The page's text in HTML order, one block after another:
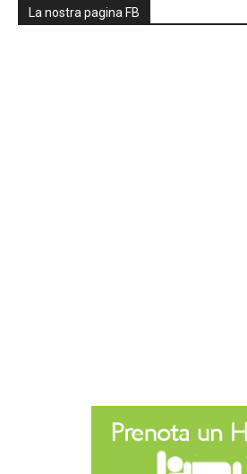
La nostra pagina FB